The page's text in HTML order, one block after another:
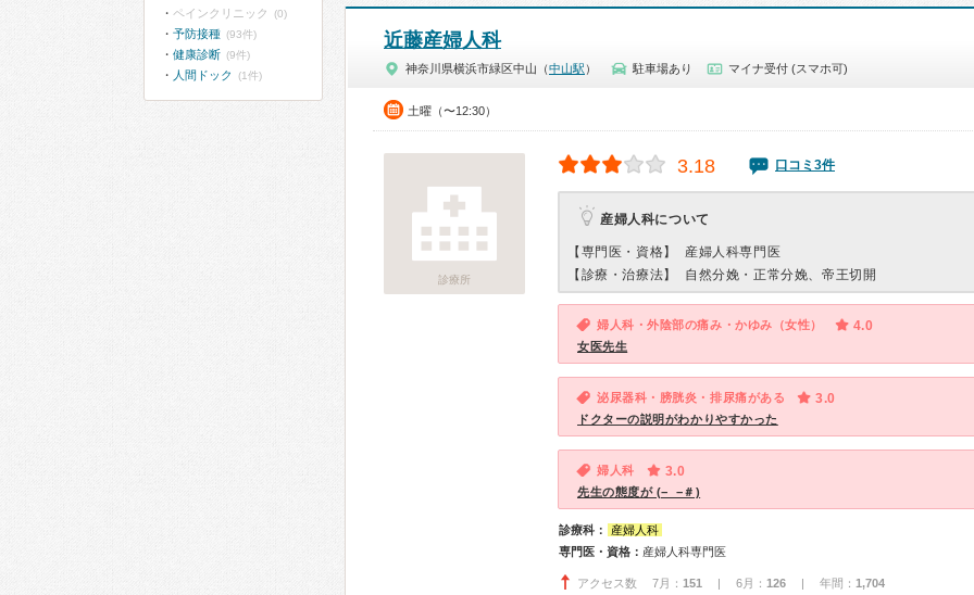
近藤産婦人科
神奈川県横浜市緑区中山（中山駅 ） 駐車場あり マイナ受付 (スマホ可)
土曜（〜12:30）
診療所
3.18 口コミ3件
産婦人科について
【専門医・資格】
産婦人科専門医
【診療・治療法】
自然分娩・正常分娩、帝王切開
婦人科・外陰部の痛み・かゆみ（女性） 4.0
女医先生
泌尿器科・膀胱炎・排尿痛がある 3.0
ドクターの説明がわかりやすかった
婦人科 3.0
先生の態度が (−_−＃)
診療科：
産婦人科
専門医・資格： 産婦人科専門医
アクセス数 7月： 151 | 6月： 126 | 年間： 1,704
ペインクリニック (0)
予防接種 (93件)
健康診断 (9件)
人間ドック (1件)